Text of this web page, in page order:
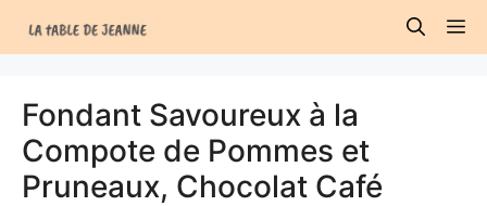
au
Fondant Savoureux à la
Compote de Pommes et
Pruneaux, Chocolat Café